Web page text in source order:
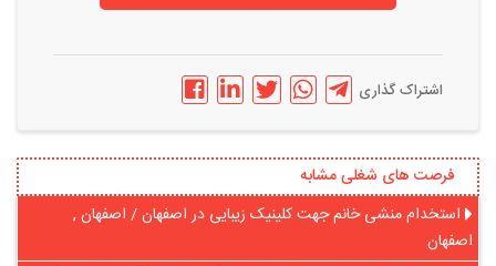
اشتراک گذاری
فرصت های شغلی مشابه
استخدام منشی خانم جهت کلینیک زیبایی در اصفهان / اصفهان ,
اصفهان